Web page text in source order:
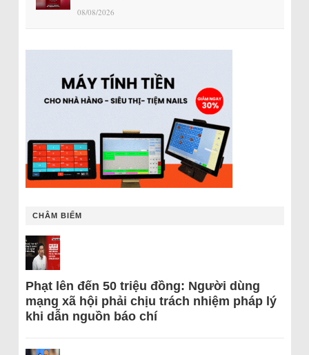
08/08/2026
CHÂM BIẾM
Phạt lên đến 50 triệu đồng: Người dùng
mạng xã hội phải chịu trách nhiệm pháp lý
khi dẫn nguồn báo chí